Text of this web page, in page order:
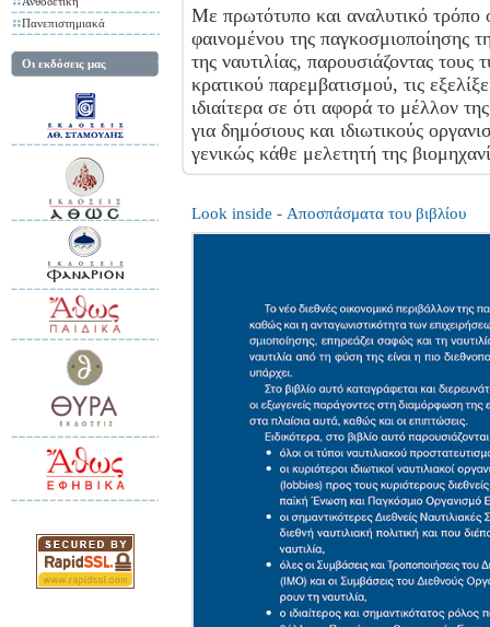
Πανεπιστημιακά
Οι εκδόσεις μας
Με πρωτότυπο και αναλυτικό τρόπο
φαινομένου της παγκοσμιοποίησης
της ναυτιλίας, παρουσιάζοντας τους
κρατικού παρεμβατισμού, τις
ιδιαίτερα σε ότι αφορά το μέλλον
για δημόσιους και ιδιωτικούς
γενικώς κάθε μελετητή της
Look inside - Αποσπάσματα του βιβλίου